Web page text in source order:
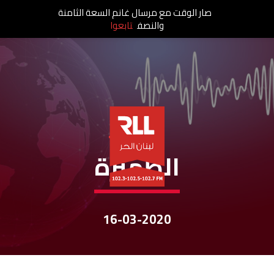
نشرات الأخبار
الظّهيرة
16-03-2020
صار الوقت مع مرسال غانم السعة الثامنة
والنصف تابعوا